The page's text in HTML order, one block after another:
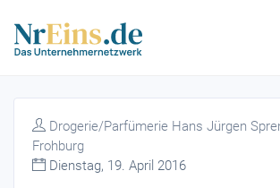
Drogerie/Parfümerie Hans Jürgen
Frohburg
Dienstag, 19. April 2016